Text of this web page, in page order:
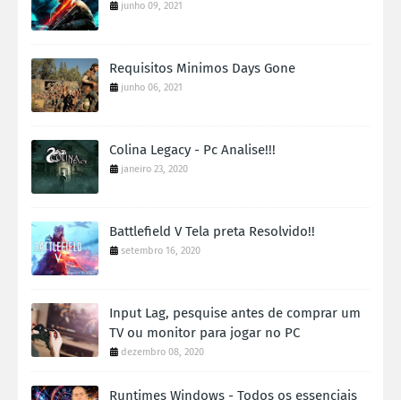
junho 09, 2021
Requisitos Minimos Days Gone
junho 06, 2021
Colina Legacy - Pc Analise!!!
janeiro 23, 2020
Battlefield V Tela preta Resolvido!!
setembro 16, 2020
Input Lag, pesquise antes de comprar um
TV ou monitor para jogar no PC
dezembro 08, 2020
Runtimes Windows - Todos os essenciais